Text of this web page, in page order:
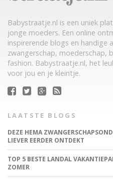
Babystraatje.nl is een uniek
jonge moeders. Een online
inspirerende blogs en handige
zwangerschap, moederschap,
fashion. Babystraatje.nl, het
voor jou en je kleintje.
LAATSTE BLOGS
DEZE HEMA
LIEVER EERDER ONTDEKT
TOP 5 BESTE LANDAL
ZOMER